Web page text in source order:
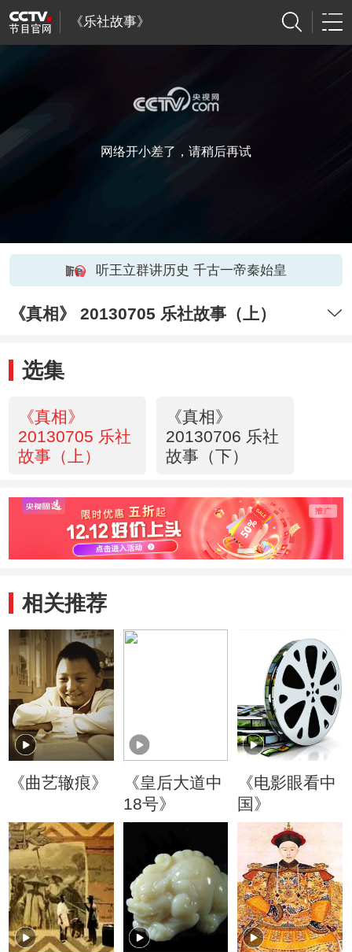
《乐社故事》
网络开小差了，请稍后再试
听王立群讲历史 千古一帝秦始皇
《真相》 20130705 乐社故事（上）
选集
《真相》
20130705 乐社
故事（上）
《真相》
20130706 乐社
故事（下）
相关推荐
《曲艺辙痕》
《皇后大道中
18号》
《电影眼看中
国》